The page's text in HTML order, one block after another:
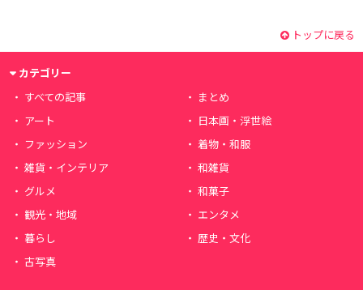
トップに戻る
カテゴリー
すべての記事
まとめ
アート
日本画・浮世絵
ファッション
着物・和服
雑貨・インテリア
和雑貨
グルメ
和菓子
観光・地域
エンタメ
暮らし
歴史・文化
古写真